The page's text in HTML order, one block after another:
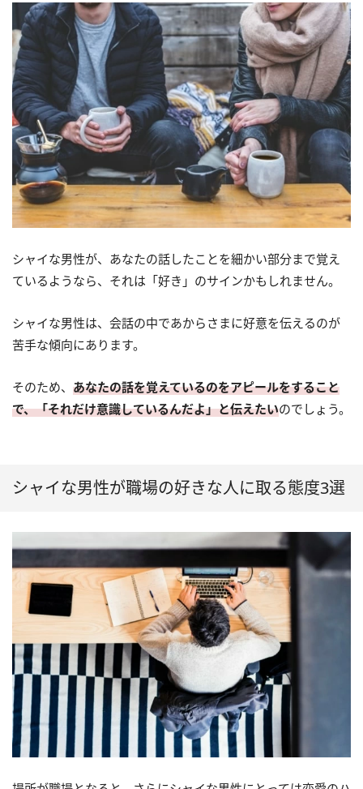
シャイな男性が、あなたの話したことを細かい部分まで覚え
ているようなら、それは「好き」のサインかもしれません。
シャイな男性は、会話の中であからさまに好意を伝えるのが
苦手な傾向にあります。
そのため、 あなたの話を覚えているのをアピールをすること
で、「それだけ意識しているんだよ」と伝えたいのでしょう。
シャイな男性が職場の好きな人に取る態度3選